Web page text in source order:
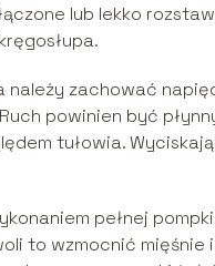
lub lekko
należy zachować
powinien być
tułowia.
pełnej
to wzmocnić